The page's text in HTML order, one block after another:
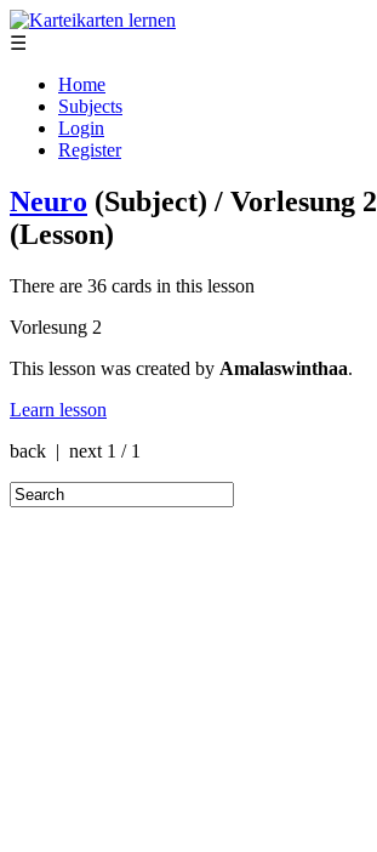
☰
Home
Subjects
Login
Register
Neuro (Subject) / Vorlesung 2
(Lesson)
There are 36 cards in this lesson
Vorlesung 2
This lesson was created by Amalaswinthaa.
Learn lesson
back | next 1 / 1